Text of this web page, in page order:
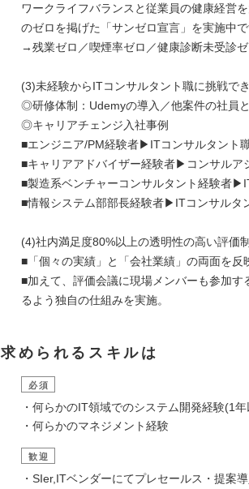
ワークライフバランスと従業員の健康経営
のゼロを掲げた「サンゼロ宣言」を実施中で
→残業ゼロ／喫煙率ゼロ／健康診断未受診ゼ
(3)未経験からITコンサルタント職に挑戦で
◎研修体制：Udemyの導入／他案件の社員
◎キャリアチェンジ入社事例
■エンジニア/PM経験者▶︎ITコンサルタント
■キャリアアドバイザー経験者▶︎コンサルア
■製造系ベンチャーコンサルタント経験者
■情報システム部部長経験者▶︎ITコンサルタ
(4)社内満足度80%以上の透明性の高い評価
■「個々の実績」と「会社業績」の両面を反
■加えて、評価会議に現場メンバーも参加
るよう独自の仕組みを実施。
求められるスキルは
必須
・何らかのIT領域でのシステム開発経験(1年
・何らかのマネジメント経験
歓迎
・SIer,ITベンダーにてプレセールス・提案